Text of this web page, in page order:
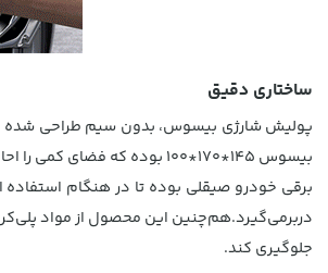
ساختاری دقیق
پولیش شارژی بیسوس، بدون سیم طراحی شده
بیسوس 145*170*100 بوده
جلوگیری کند.